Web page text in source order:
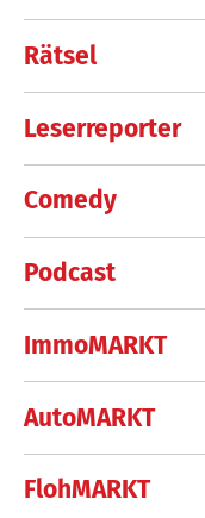
Rätsel
Leserreporter
Comedy
Podcast
ImmoMARKT
AutoMARKT
FlohMARKT